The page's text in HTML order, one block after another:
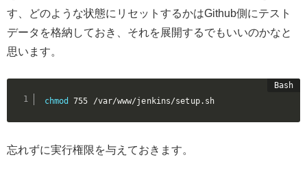
す、どのような状態にリセットするかはGithub側にテスト
データを格納しておき、それを展開するでもいいのかなと
思います。
chmod 755 /var/www/jenkins/setup.sh
忘れずに実行権限を与えておきます。